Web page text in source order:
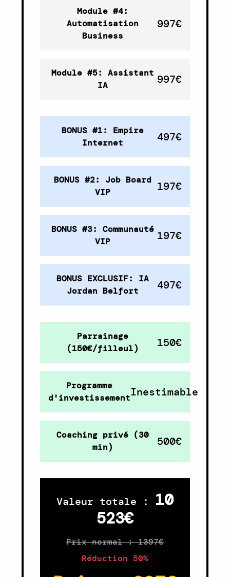
Module #4:
Automatisation
Business
997€
Module #5: Assistant
IA
997€
BONUS #1: Empire
Internet
497€
BONUS #2: Job Board
VIP
197€
BONUS #3: Communauté
VIP
197€
BONUS EXCLUSIF: IA
Jordan Belfort
497€
Parrainage
(150€/filleul)
150€
Programme
d'investissementInestimable
Coaching privé (30
min)
500€
Valeur totale : 10
523€
Prix normal : 1397€
Réduction 50%